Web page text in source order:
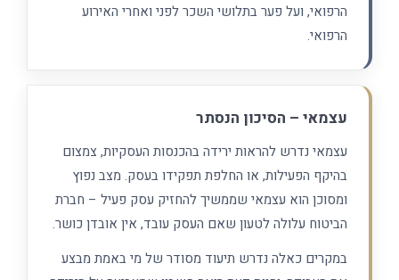
הרפואי, ועל פער בתלושי השכר לפני ואחרי האירוע
הרפואי.
עצמאי – הסיכון הנסתר
עצמאי נדרש להראות ירידה בהכנסות העסקיות, צמצום
בהיקף הפעילות, או החלפת תפקידו בעסק. מצב נפוץ
ומסוכן הוא עצמאי שממשיך להחזיק עסק פעיל – חברת
הביטוח עלולה לטעון שאם העסק עובד, אין אובדן כושר.
במקרים כאלה נדרש תיעוד מסודר של מי באמת מבצע